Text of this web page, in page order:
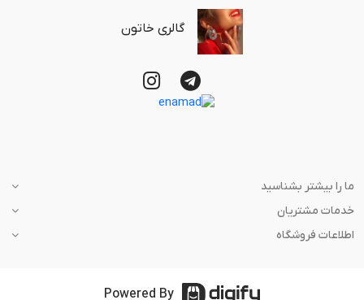
گالری خاتون
ما را بیشتر بشناسید
خدمات مشتریان
اطلاعات فروشگاه
Powered By